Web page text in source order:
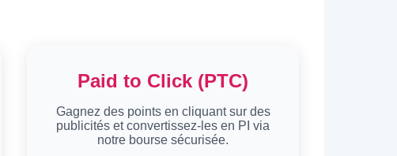
Paid to Click (PTC)
Gagnez des points en cliquant sur des
publicités et convertissez-les en PI via
notre bourse sécurisée.